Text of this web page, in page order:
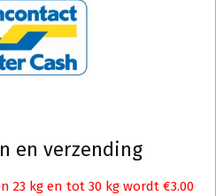
en verzending
23 kg en tot 30 kg wordt €3.00